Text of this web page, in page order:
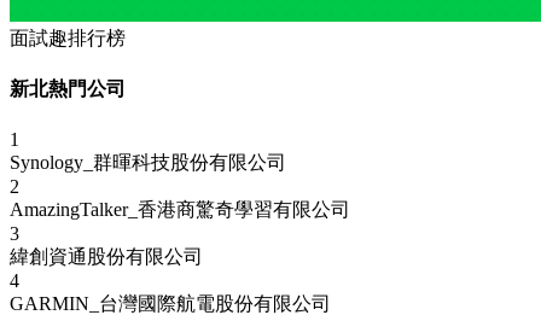
面試趣排行榜
新北熱門公司
1
Synology_群暉科技股份有限公司
2
AmazingTalker_香港商驚奇學習有限公司
3
緯創資通股份有限公司
4
GARMIN_台灣國際航電股份有限公司